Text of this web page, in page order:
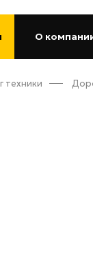
О
техники